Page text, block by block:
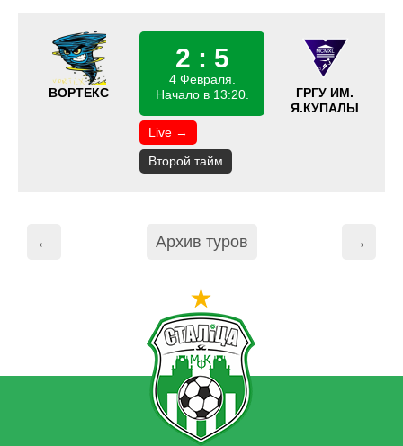
ВОРТЕКС
2 : 5
4 Февраля.
Начало в 13:20.
Live →
Второй тайм
ГРГУ ИМ.
Я.КУПАЛЫ
← Архив туров →